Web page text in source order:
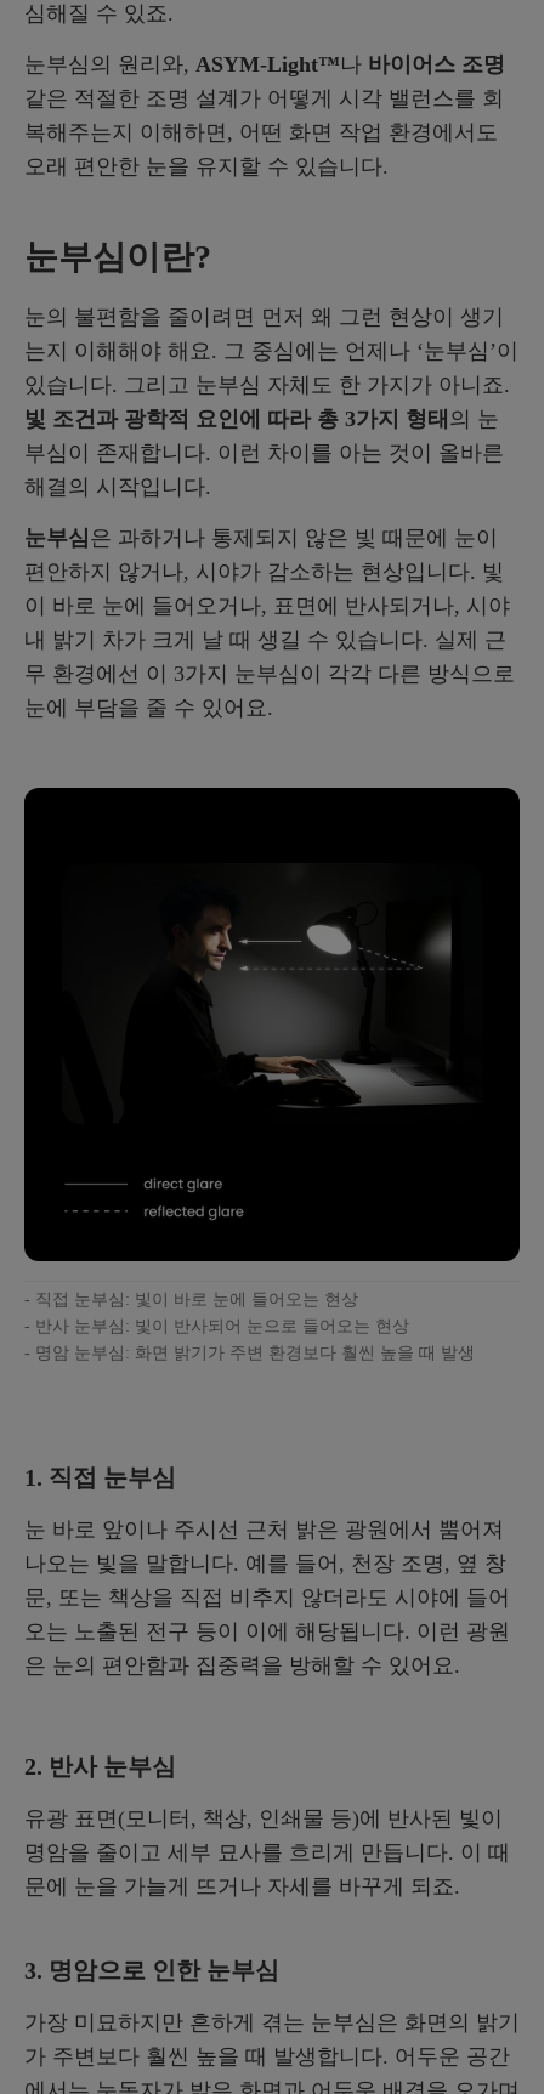
심해질 수 있죠.
눈부심의 원리와, ASYM-Light™나 바이어스 조명
같은 적절한 조명 설계가 어떻게 시각 밸런스를 회
복해주는지 이해하면, 어떤 화면 작업 환경에서도
오래 편안한 눈을 유지할 수 있습니다.
눈부심이란?
눈의 불편함을 줄이려면 먼저 왜 그런 현상이 생기
는지 이해해야 해요. 그 중심에는 언제나 ‘눈부심’이
있습니다. 그리고 눈부심 자체도 한 가지가 아니죠.
빛 조건과 광학적 요인에 따라 총 3가지 형태 의 눈
부심이 존재합니다. 이런 차이를 아는 것이 올바른
해결의 시작입니다.
눈부심 은 과하거나 통제되지 않은 빛 때문에 눈이
편안하지 않거나, 시야가 감소하는 현상입니다. 빛
이 바로 눈에 들어오거나, 표면에 반사되거나, 시야
내 밝기 차가 크게 날 때 생길 수 있습니다. 실제 근
무 환경에선 이 3가지 눈부심이 각각 다른 방식으로
눈에 부담을 줄 수 있어요.
- 직접 눈부심: 빛이 바로 눈에 들어오는 현상
- 반사 눈부심: 빛이 반사되어 눈으로 들어오는 현상
- 명암 눈부심: 화면 밝기가 주변 환경보다 훨씬 높을 때 발생
1. 직접 눈부심
눈 바로 앞이나 주시선 근처 밝은 광원에서 뿜어져
나오는 빛을 말합니다. 예를 들어, 천장 조명, 옆 창
문, 또는 책상을 직접 비추지 않더라도 시야에 들어
오는 노출된 전구 등이 이에 해당됩니다. 이런 광원
은 눈의 편안함과 집중력을 방해할 수 있어요.
2. 반사 눈부심
유광 표면(모니터, 책상, 인쇄물 등)에 반사된 빛이
명암을 줄이고 세부 묘사를 흐리게 만듭니다. 이 때
문에 눈을 가늘게 뜨거나 자세를 바꾸게 되죠.
3. 명암으로 인한 눈부심
가장 미묘하지만 흔하게 겪는 눈부심은 화면의 밝기
가 주변보다 훨씬 높을 때 발생합니다. 어두운 공간